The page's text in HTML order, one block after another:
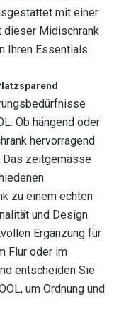
mit einer
dieser Midischrank
Ihren Essentials.
Ob hängend oder
hervorragend
Das zeitgemässe
zu einem echten
und Design
Ergänzung für
Flur oder im
entscheiden Sie
um Ordnung und